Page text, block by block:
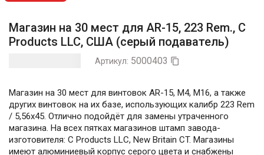
Магазин на 30 мест для AR-15, 223 Rem., C
Products LLC, США (серый подаватель)
Артикул: 5000403 
Магазин на 30 мест для винтовок AR-15, M4, M16, а также
других винтовок на их базе, использующих калибр 223 Rem
/ 5,56x45. Отлично подойдёт для замены утраченного
магазина. На всех пятках магазинов штамп завода-
изготовителя: C Products LLC, New Britain CT. Магазины
имеют алюминиевый корпус серого цвета и снабжены